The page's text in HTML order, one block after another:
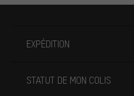
EXPÉDITION
STATUT DE MON COLIS